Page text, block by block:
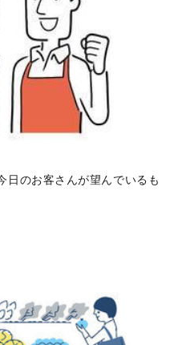
日のお客さんが望んでいるも